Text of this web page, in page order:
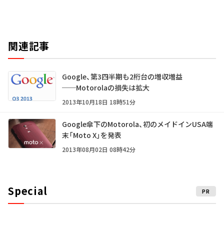
関連記事
Google、第3四半期も2桁台の増収増益
──Motorolaの損失は拡大
2013年10月18日 18時51分
Google傘下のMotorola、初のメイドインUSA端
末「Moto X」を発表
2013年08月02日 08時42分
Special PR